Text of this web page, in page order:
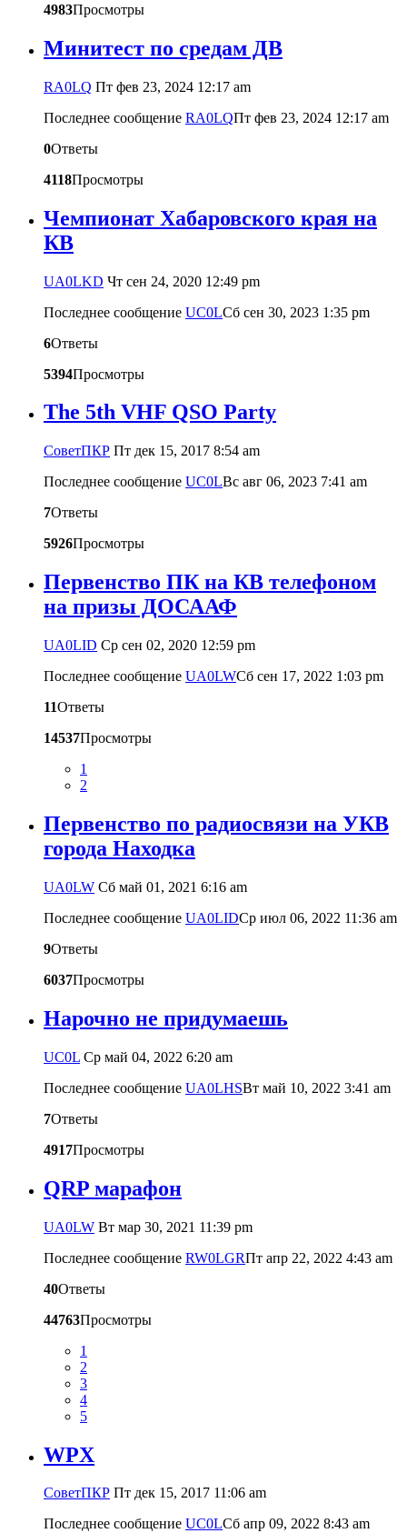
4983Просмотры
Минитест по средам ДВ
RA0LQ Пт фев 23, 2024 12:17 am
Последнее сообщение RA0LQПт фев 23, 2024 12:17 am
0Ответы
4118Просмотры
Чемпионат Хабаровского края на
КВ
UA0LKD Чт сен 24, 2020 12:49 pm
Последнее сообщение UC0LСб сен 30, 2023 1:35 pm
6Ответы
5394Просмотры
The 5th VHF QSO Party
CоветПКР Пт дек 15, 2017 8:54 am
Последнее сообщение UC0LВс авг 06, 2023 7:41 am
7Ответы
5926Просмотры
Первенство ПК на КВ телефоном
на призы ДОСААФ
UA0LID Ср сен 02, 2020 12:59 pm
Последнее сообщение UA0LWСб сен 17, 2022 1:03 pm
11Ответы
14537Просмотры
1
2
Первенство по радиосвязи на УКВ
города Находка
UA0LW Сб май 01, 2021 6:16 am
Последнее сообщение UA0LIDСр июл 06, 2022 11:36 am
9Ответы
6037Просмотры
Нарочно не придумаешь
UC0L Ср май 04, 2022 6:20 am
Последнее сообщение UA0LHSВт май 10, 2022 3:41 am
7Ответы
4917Просмотры
QRP марафон
UA0LW Вт мар 30, 2021 11:39 pm
Последнее сообщение RW0LGRПт апр 22, 2022 4:43 am
40Ответы
44763Просмотры
1
2
3
4
5
WPX
CоветПКР Пт дек 15, 2017 11:06 am
Последнее сообщение UC0LСб апр 09, 2022 8:43 am